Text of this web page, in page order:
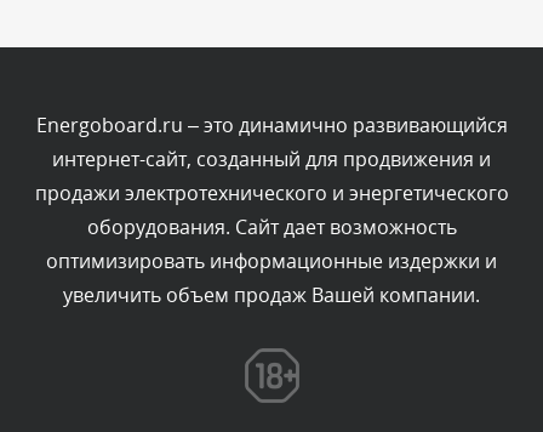
Комментарий проверяется
Текст комментария будет виден после проверки
администратором.
Вчера, в 12:52
Комментарий проверяется
Текст комментария будет виден после проверки
Energoboard.ru – это динамично развивающийся
интернет-сайт, созданный для продвижения и
продажи электротехнического и энергетического
оборудования. Сайт дает возможность
оптимизировать информационные издержки и
увеличить объем продаж Вашей компании.